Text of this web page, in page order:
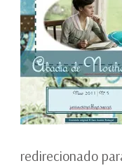
redirecionado